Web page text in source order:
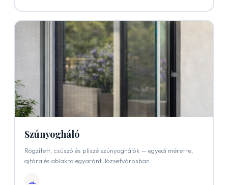
Szúnyogháló
Rögzített, csúszó és pliszé szúnyoghálók — egyedi méretre,
ajtóra és ablakra egyaránt Józsefvárosban.
→